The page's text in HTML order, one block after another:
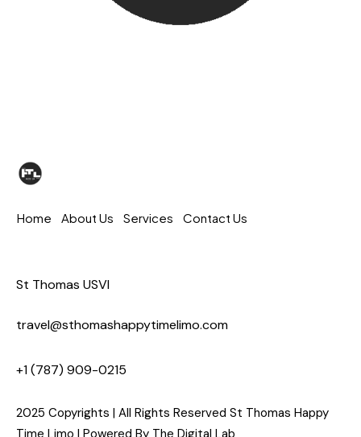
Home About Us Services Contact Us
St Thomas USVI
travel@sthomashappytimelimo.com
+1 (787) 909-0215
2025 Copyrights | All Rights Reserved St Thomas Happy